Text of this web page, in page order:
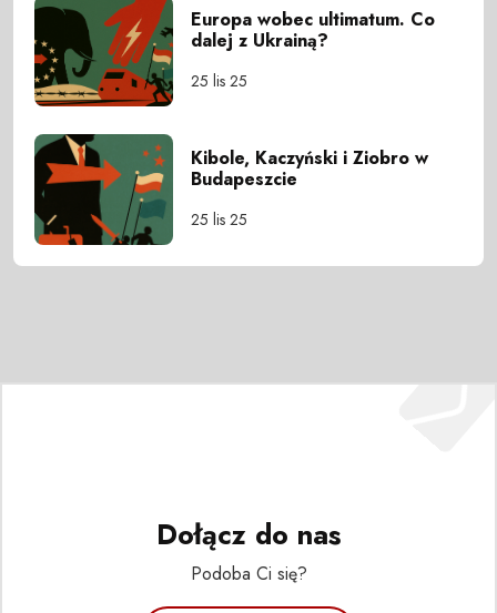
Europa wobec ultimatum. Co
dalej z Ukrainą?
25 lis 25
Kibole, Kaczyński i Ziobro w
Budapeszcie
25 lis 25
Dołącz do nas
Podoba Ci się?